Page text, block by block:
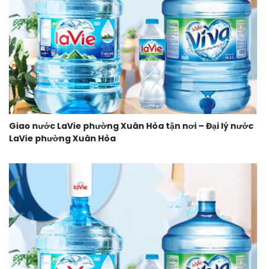
Giao nước LaVie phường Xuân Hòa tận nơi – Đại lý nước
LaVie phường Xuân Hòa